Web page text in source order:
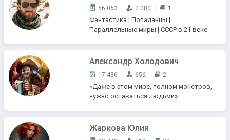
56 063 2 080 1
Фантастика | Попаданцы |
Параллельные миры | СССР в 21 веке
Александр Холодович
17 486 656 2
«Даже в этом мире, полном монстров,
нужно оставаться людьми».
Жаркова Юлия